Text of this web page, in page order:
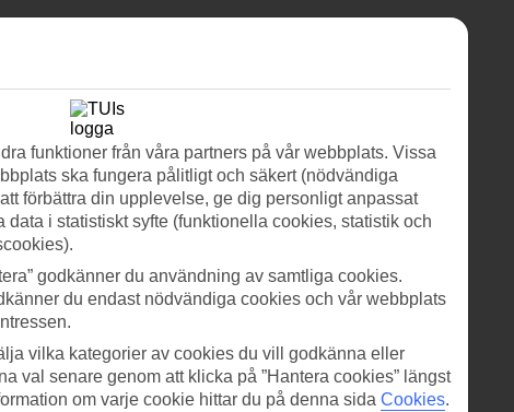
funktioner från våra partners på vår webbplats. Vissa
ska fungera pålitligt och säkert (nödvändiga
förbättra din upplevelse, ge dig personligt anpassat
data i statistiskt syfte (funktionella cookies, statistik och
godkänner du användning av samtliga cookies.
du endast nödvändiga cookies och vår webbplats
vilka kategorier av cookies du vill godkänna eller
val senare genom att klicka på ”Hantera cookies” längst
om varje cookie hittar du på denna sida Cookies.